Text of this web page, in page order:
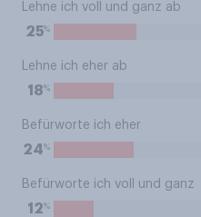
Lehne ich voll und ganz ab
25%
Lehne ich eher ab
18%
Befürworte ich eher
24%
Befürworte ich voll und ganz
12%